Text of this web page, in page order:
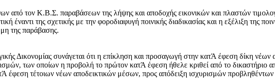
από τον Κ.Β.Σ. παραβάσεων της λήψης και αποδοχής εικονικών και πλαστών
έναντι της σχετικής με την φοροδιαφυγή ποινικής διαδικασίας και η εξέλιξη της
μη της παράβασης.
Δικονομίας συνάγεται ότι η επίκληση και προσαγωγή στην κατΆ έφεση δίκη νέων
των οποίων η προβολή το πρώτον κατΆ έφεση ήθελε κριθεί από το δικαστήριο
έφεση τέτοιων νέων αποδεικτικών μέσων, προς απόδειξη ισχυρισμών